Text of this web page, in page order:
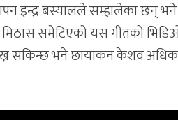
इन्द्र बस्यालले सम्हालेका छन्
समेटिएको यस गीतको
सकिन्छ भने छायांकन केशव